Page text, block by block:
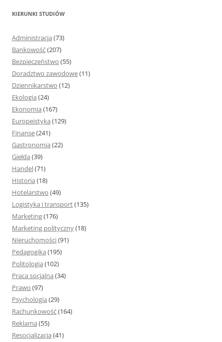
KIERUNKI STUDIÓW
Administracja (73)
Bankowość(207)
Bezpieczeństwo (55)
Doradztwo zawodowe(11)
Dziennikarstwo (12)
Ekologia (24)
Ekonomia (167)
Europeistyka (129)
Finanse(241)
Gastronomia (22)
Giełda (39)
Handel(71)
Historia (18)
Hotelarstwo (49)
Logistyka i transport(135)
Marketing(176)
Marketing polityczny(18)
Nieruchomości(91)
Pedagogika (195)
Politologia (102)
Praca socjalna (34)
Prawo (97)
Psychologia (29)
Rachunkowość(164)
Reklama (55)
Resocjalizacja (41)